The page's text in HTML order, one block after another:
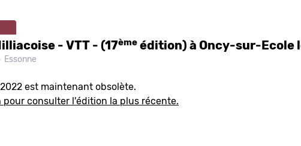
- VTT - (17ème édition) à Oncy-sur-Ecole
Essonne
est maintenant obsolète.
pour consulter l'édition la plus récente.